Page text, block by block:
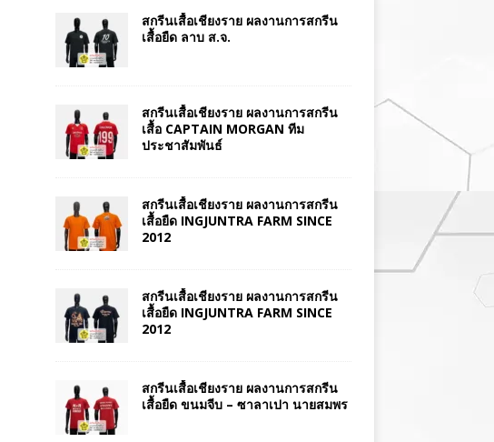
สกรีนเสื้อเชียงราย ผลงานการสกรีน
เสื้อยืด ลาบ ส.จ.
สกรีนเสื้อเชียงราย ผลงานการสกรีน
เสื้อ CAPTAIN MORGAN ทีม
ประชาสัมพันธ์
สกรีนเสื้อเชียงราย ผลงานการสกรีน
เสื้อยืด INGJUNTRA FARM SINCE
2012
สกรีนเสื้อเชียงราย ผลงานการสกรีน
เสื้อยืด INGJUNTRA FARM SINCE
2012
สกรีนเสื้อเชียงราย ผลงานการสกรีน
เสื้อยืด ขนมจีบ – ซาลาเปา นายสมพร